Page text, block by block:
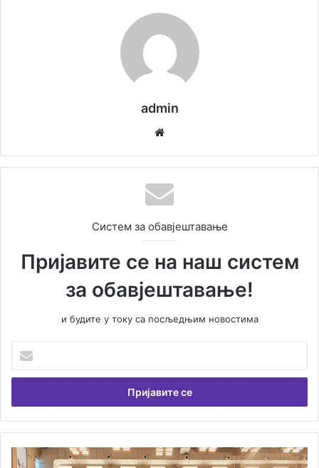
admin
te
Систем за обавјештавање
Пријавите се на наш систем
за обавјештавање!
и будите у току са посљедњим новостима
е
и
т